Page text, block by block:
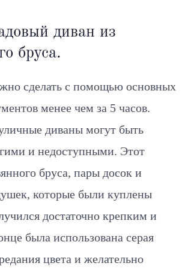
диван из
бруса.
сделать с помощью основных
менее чем за 5 часов.
диваны могут быть
и недоступными. Этот
бруса, пары досок и
которые были куплены
достаточно крепким и
была использована серая
цвета и желательно